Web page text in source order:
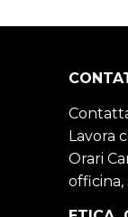
Lavora
Orari
officina,